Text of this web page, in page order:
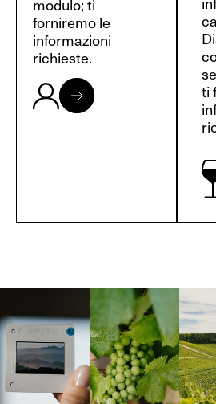
modulo; ti
forniremo le
informazioni
richieste.
ti
Borgogna,
Francia